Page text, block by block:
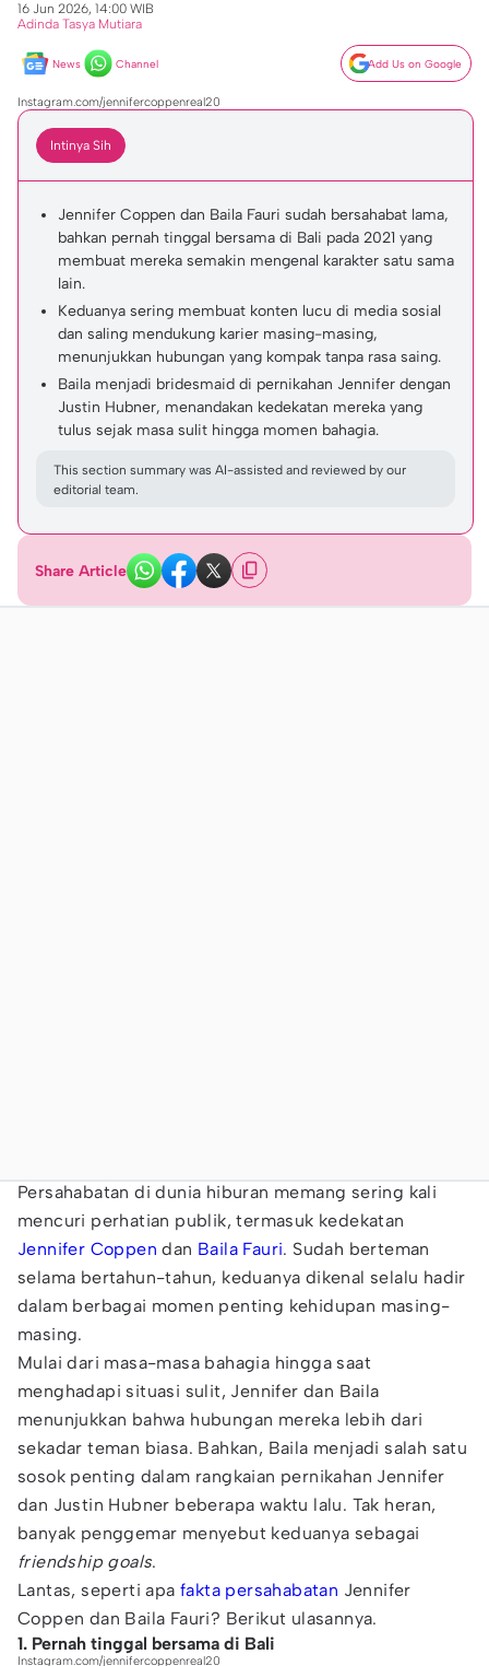
16 Jun 2026, 14:00 WIB
Adinda Tasya Mutiara
News Channel Add Us on Google
Instagram.com/jennifercoppenreal20
Intinya Sih
Jennifer Coppen dan Baila Fauri sudah bersahabat lama,
bahkan pernah tinggal bersama di Bali pada 2021 yang
membuat mereka semakin mengenal karakter satu sama
lain.
Keduanya sering membuat konten lucu di media sosial
dan saling mendukung karier masing-masing,
menunjukkan hubungan yang kompak tanpa rasa saing.
Baila menjadi bridesmaid di pernikahan Jennifer dengan
Justin Hubner, menandakan kedekatan mereka yang
tulus sejak masa sulit hingga momen bahagia.
This section summary was AI-assisted and reviewed by our
editorial team.
Share Article
Persahabatan di dunia hiburan memang sering kali
mencuri perhatian publik, termasuk kedekatan
Jennifer Coppen dan Baila Fauri. Sudah berteman
selama bertahun-tahun, keduanya dikenal selalu hadir
dalam berbagai momen penting kehidupan masing-
masing.
Mulai dari masa-masa bahagia hingga saat
menghadapi situasi sulit, Jennifer dan Baila
menunjukkan bahwa hubungan mereka lebih dari
sekadar teman biasa. Bahkan, Baila menjadi salah satu
sosok penting dalam rangkaian pernikahan Jennifer
dan Justin Hubner beberapa waktu lalu. Tak heran,
banyak penggemar menyebut keduanya sebagai
friendship goals.
Lantas, seperti apa fakta persahabatan Jennifer
Coppen dan Baila Fauri? Berikut ulasannya.
1. Pernah tinggal bersama di Bali
Instagram.com/jennifercoppenreal20